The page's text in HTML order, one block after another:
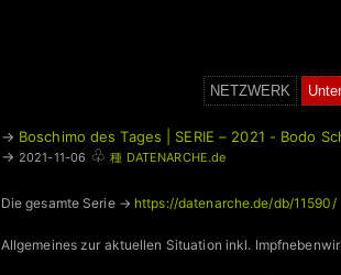
NETZWERK
→ Boschimo des Tages | SERIE – 2021 - Bodo
→ 2021-11-06 ♧ 種 DATENARCHE.de
Die gesamte Serie → https://datenarche.de/db/11590/
Allgemeines zur aktuellen Situation inkl.